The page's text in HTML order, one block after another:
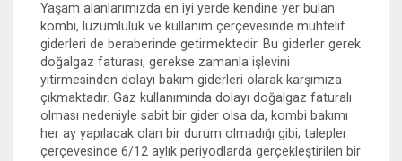
Yaşam alanlarımızda en iyi yerde kendine yer bulan
kombi, lüzumluluk ve kullanım çerçevesinde muhtelif
giderleri de beraberinde getirmektedir. Bu giderler gerek
doğalgaz faturası, gerekse zamanla işlevini
yitirmesinden dolayı bakım giderleri olarak karşımıza
çıkmaktadır. Gaz kullanımında dolayı doğalgaz faturalı
olması nedeniyle sabit bir gider olsa da, kombi bakımı
her ay yapılacak olan bir durum olmadığı gibi; talepler
çerçevesinde 6/12 aylık periyodlarda gerçekleştirilen bir